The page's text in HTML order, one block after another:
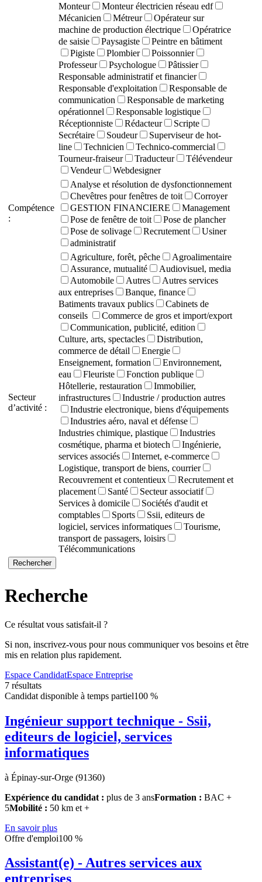
Monteur
Monteur électricien réseau edf
Mécanicien
Métreur
Opérateur sur
machine de production électrique
Opératrice
de saisie
Paysagiste
Peintre en bâtiment
Pigiste
Plombier
Poissonnier
Professeur
Psychologue
Pâtissier
Responsable administratif et financier
Responsable d'exploitation
Responsable de
communication
Responsable de marketing
opérationnel
Responsable logistique
Réceptionniste
Rédacteur
Scripte
Secrétaire
Soudeur
Superviseur de hot-
line
Technicien
Technico-commercial
Tourneur-fraiseur
Traducteur
Télévendeur
Vendeur
Webdesigner
Compétence
:
Analyse et résolution de dysfonctionnement
Chevêtres pour fenêtres de toit
Corroyer
GESTION FINANCIERE
Management
Pose de fenêtre de toit
Pose de plancher
Pose de solivage
Recrutement
Usiner
administratif
Secteur
d’activité :
Agriculture, forêt, pêche
Agroalimentaire
Assurance, mutualité
Audiovisuel, media
Automobile
Autres
Autres services
aux entreprises
Banque, finance
Batiments travaux publics
Cabinets de
conseils
Commerce de gros et import/export
Communication, publicité, edition
Culture, arts, spectacles
Distribution,
commerce de détail
Energie
Enseignement, formation
Environnement,
eau
Fleuriste
Fonction publique
Hôtellerie, restauration
Immobilier,
infrastructures
Industrie / production autres
Industrie electronique, biens d'équipements
Industries aéro, naval et défense
Industries chimique, plastique
Industries
cosmétique, pharma et biotech
Ingénierie,
services associés
Internet, e-commerce
Logistique, transport de biens, courrier
Recouvrement et contentieux
Recrutement et
placement
Santé
Secteur associatif
Services à domicile
Sociétés d'audit et
comptables
Sports
Ssii, editeurs de
logiciel, services informatiques
Tourisme,
transport de passagers, loisirs
Télécommunications
Recherche
Ce résultat vous satisfait-il ?
Si non, inscrivez-vous pour nous communiquer vos besoins et être
mis en relation plus rapidement.
Espace CandidatEspace Entreprise
7 résultats
Candidat disponible à temps partiel100 %
Ingénieur support technique - Ssii,
editeurs de logiciel, services
informatiques
à Épinay-sur-Orge (91360)
Expérience du candidat : plus de 3 ansFormation : BAC +
5Mobilité : 50 km et +
En savoir plus
Offre d'emploi100 %
Assistant(e) - Autres services aux
entreprises